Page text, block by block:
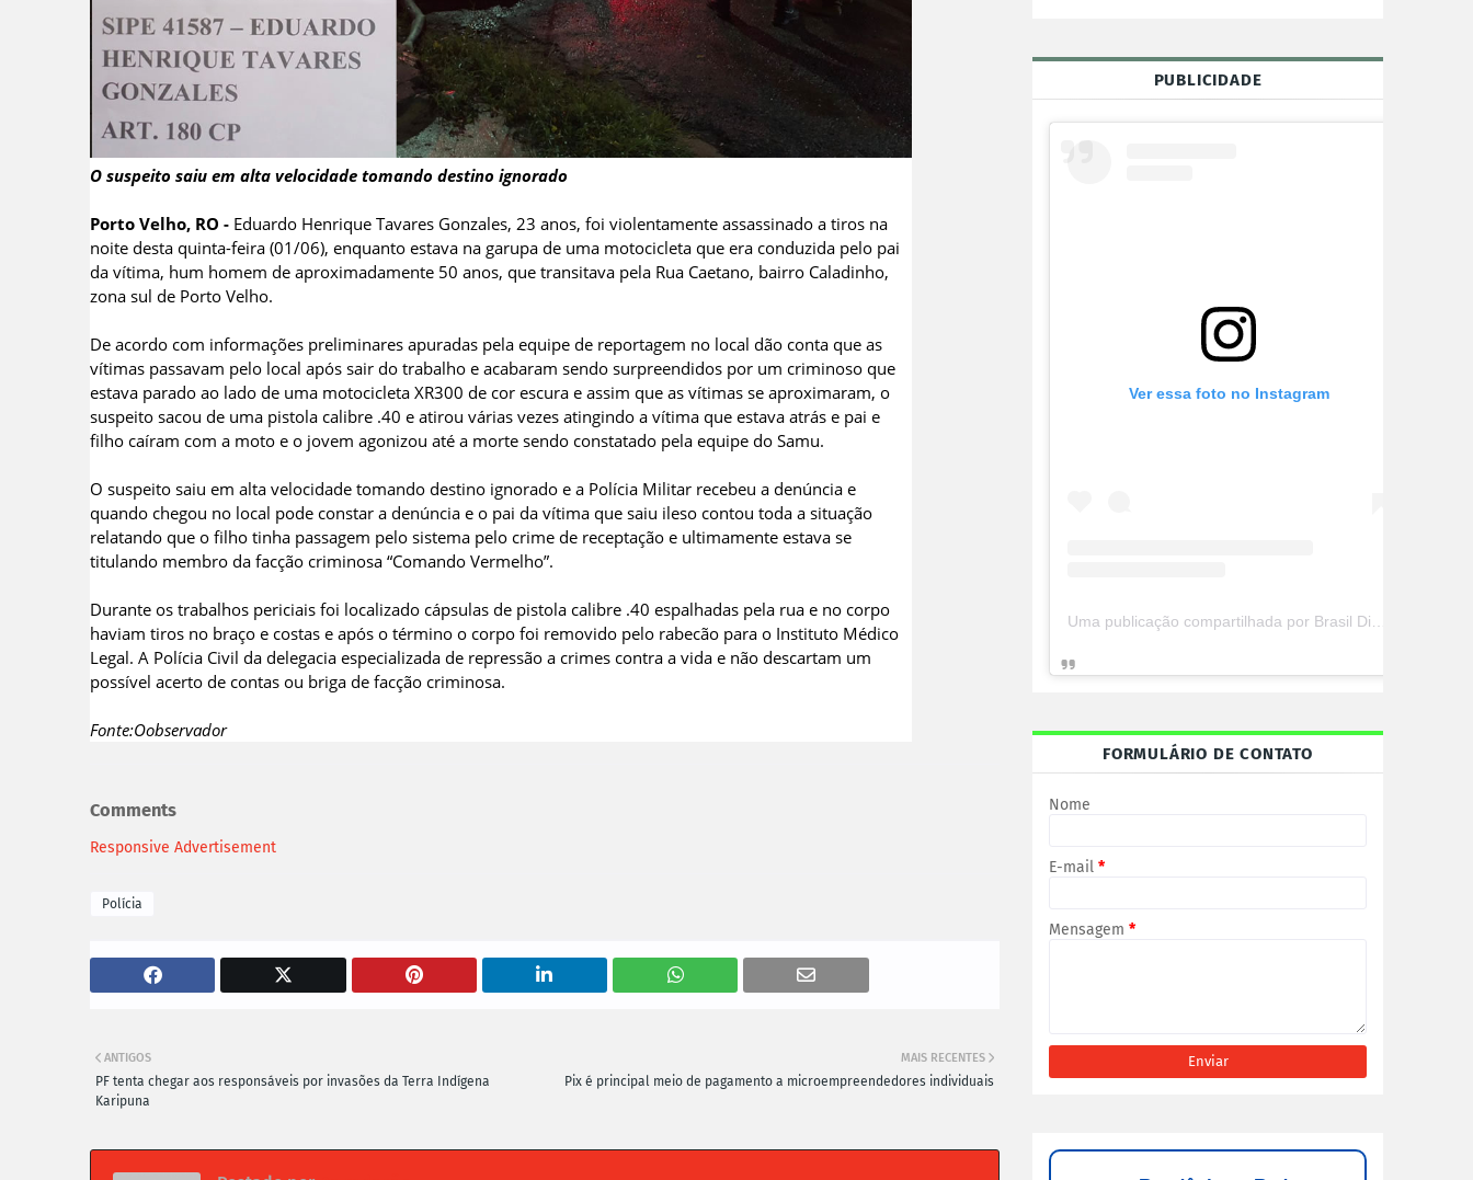
O suspeito saiu em alta velocidade tomando destino ignorado
Porto Velho, RO - Eduardo Henrique Tavares Gonzales, 23 anos, foi violentamente assassinado a tiros na
noite desta quinta-feira (01/06), enquanto estava na garupa de uma motocicleta que era conduzida pelo pai
da vítima, hum homem de aproximadamente 50 anos, que transitava pela Rua Caetano, bairro Caladinho,
zona sul de Porto Velho.
De acordo com informações preliminares apuradas pela equipe de reportagem no local dão conta que as
vítimas passavam pelo local após sair do trabalho e acabaram sendo surpreendidos por um criminoso que
estava parado ao lado de uma motocicleta XR300 de cor escura e assim que as vítimas se aproximaram, o
suspeito sacou de uma pistola calibre .40 e atirou várias vezes atingindo a vítima que estava atrás e pai e
filho caíram com a moto e o jovem agonizou até a morte sendo constatado pela equipe do Samu.
O suspeito saiu em alta velocidade tomando destino ignorado e a Polícia Militar recebeu a denúncia e
quando chegou no local pode constar a denúncia e o pai da vítima que saiu ileso contou toda a situação
relatando que o filho tinha passagem pelo sistema pelo crime de receptação e ultimamente estava se
titulando membro da facção criminosa “Comando Vermelho”.
Durante os trabalhos periciais foi localizado cápsulas de pistola calibre .40 espalhadas pela rua e no corpo
haviam tiros no braço e costas e após o término o corpo foi removido pelo rabecão para o Instituto Médico
Legal. A Polícia Civil da delegacia especializada de repressão a crimes contra a vida e não descartam um
possível acerto de contas ou briga de facção criminosa.
Fonte:Oobservador
Comments
Responsive Advertisement
Polícia
MAIS RECENTES
Pix é principal meio de pagamento a microempreendedores individuais
ANTIGOS
PF tenta chegar aos responsáveis por invasões da Terra Indígena
Karipuna
PUBLICIDADE
Ver essa foto no Instagram
FORMULÁRIO DE CONTATO
Nome
E-mail *
Mensagem *